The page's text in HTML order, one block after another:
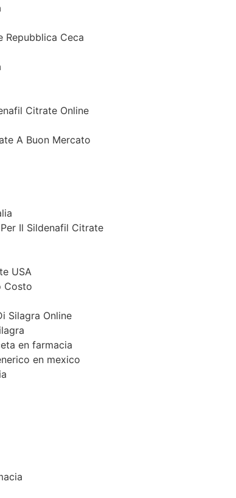
Repubblica Ceca
Citrate Online
A Buon Mercato
Il Sildenafil Citrate
USA
Costo
Silagra Online
en farmacia
en mexico